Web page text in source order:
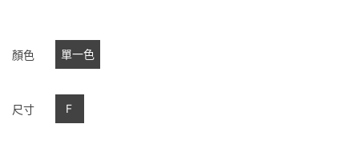
顏色 單一色
尺寸 F